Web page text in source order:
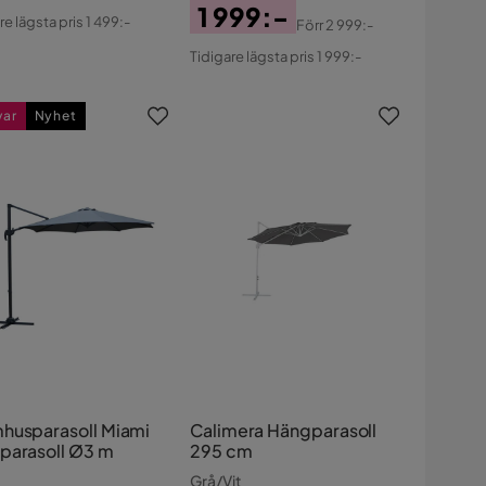
lägsta pris 1 499:-
Pris
1 999:-
Original
Förr2 999:-
Tidigare lägsta pris 1 999:-
Miami
Ø3 m
Nyhet
Calimera Hängparasoll
295 cm
Grå/Vit